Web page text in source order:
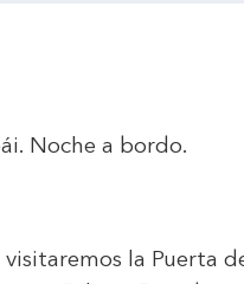
Noche a bordo.
la Puerta